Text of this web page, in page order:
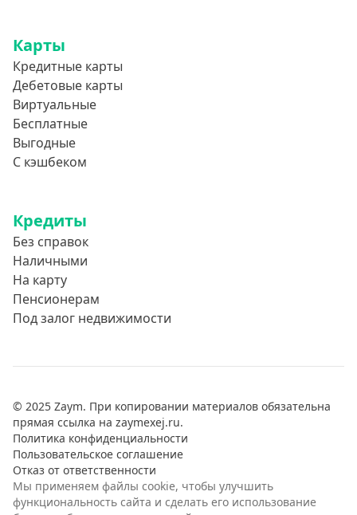
Карты
Кредитные карты
Дебетовые карты
Виртуальные
Бесплатные
Выгодные
С кэшбеком
Кредиты
Без справок
Наличными
На карту
Пенсионерам
Под залог недвижимости
© 2025 Zaym. При копировании материалов обязательна
прямая ссылка на zaymexej.ru.
Политика конфиденциальности
Пользовательское соглашение
Отказ от ответственности
Мы применяем файлы cookie, чтобы улучшить
функциональность сайта и сделать его использование